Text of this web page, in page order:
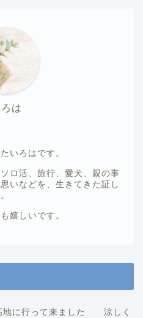
は
いろはです。
ロ活、旅行、愛犬、親の事
いなどを、生きてきた証し
嬉しいです。
地に行って来ました 涼しく